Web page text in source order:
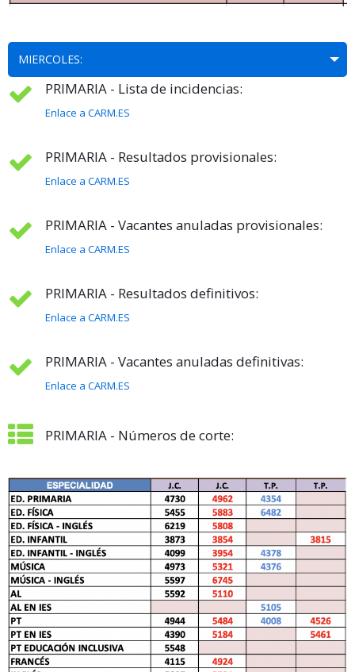
MIERCOLES:
PRIMARIA - Lista de incidencias:
Enlace a CARM.ES
PRIMARIA - Resultados provisionales:
Enlace a CARM.ES
PRIMARIA - Vacantes anuladas provisionales:
Enlace a CARM.ES
PRIMARIA - Resultados definitivos:
Enlace a CARM.ES
PRIMARIA - Vacantes anuladas definitivas:
Enlace a CARM.ES
PRIMARIA - Números de corte: